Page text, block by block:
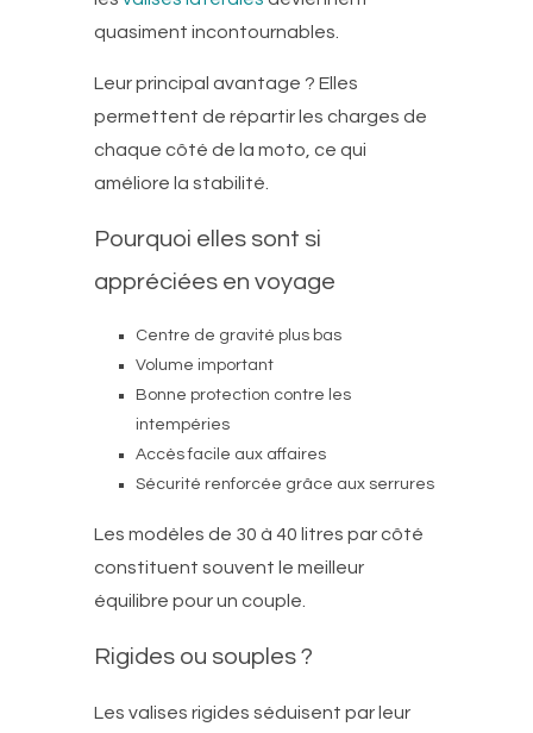
quasiment incontournables.
Leur principal avantage ? Elles
permettent de répartir les charges de
chaque côté de la moto, ce qui
améliore la stabilité.
Pourquoi elles sont si
appréciées en voyage
Centre de gravité plus bas
Volume important
Bonne protection contre les
intempéries
Accès facile aux affaires
Sécurité renforcée grâce aux serrures
Les modèles de 30 à 40 litres par côté
constituent souvent le meilleur
équilibre pour un couple.
Rigides ou souples ?
Les valises rigides séduisent par leur